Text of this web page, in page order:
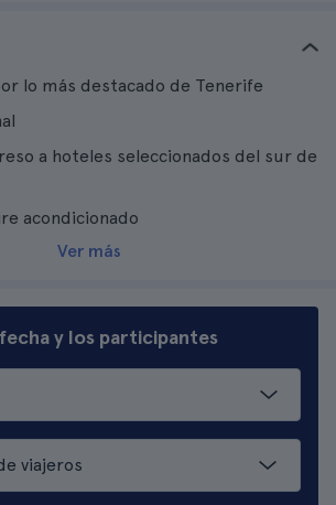
lo más destacado de Tenerife
a hoteles seleccionados del sur de
acondicionado
Ver más
y los participantes
viajeros